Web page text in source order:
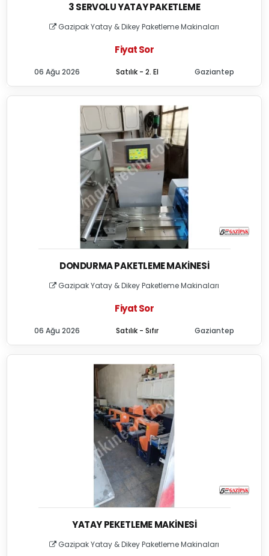
3 SERVOLU YATAY PAKETLEME
Gazipak Yatay & Dikey Paketleme Makinaları
Fiyat Sor
Satılık - 2. El
06 Ağu 2026 Gaziantep
DONDURMA PAKETLEME MAKINESI
Gazipak Yatay & Dikey Paketleme Makinaları
Fiyat Sor
Satılık - Sıfır
06 Ağu 2026 Gaziantep
YATAY PEKETLEME MAKINESI
Gazipak Yatay & Dikey Paketleme Makinaları